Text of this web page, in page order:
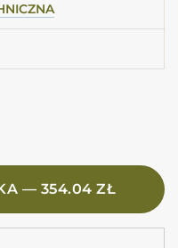
SP 33,3X100 Płytka
— 354.04 ZŁ